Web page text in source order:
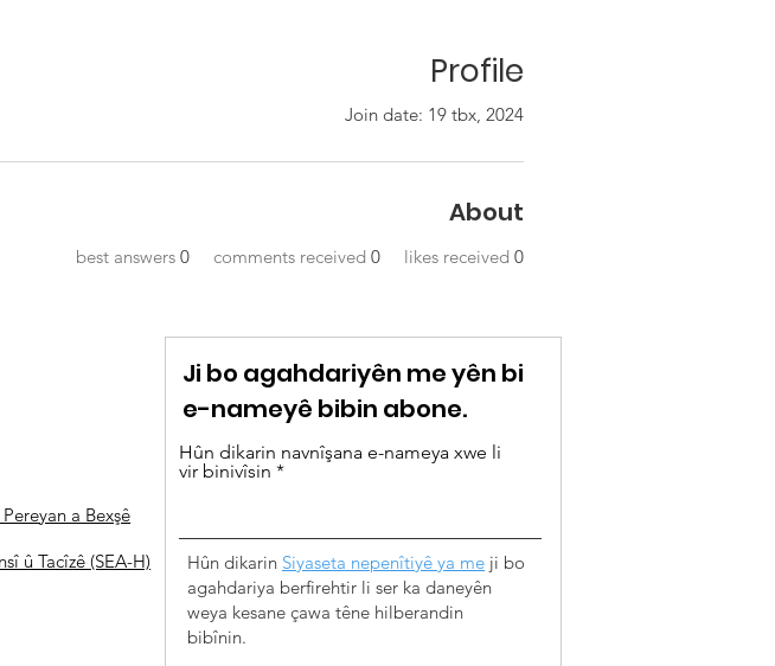
Profile
Join date: 19 tbx, 2024
About
0
likes received
0
comments received
0
best answers
a Bexşê
û Tacîzê (SEA-H)
Ji bo agahdariyên me yên bi
e-nameyê bibin abone.
Hûn dikarin navnîşana e-nameya xwe li
vir binivîsin
Hûn dikarin Siyaseta nepenîtiyê ya me ji bo
agahdariya berfirehtir li ser ka daneyên
weya kesane çawa têne hilberandin
bibînin.